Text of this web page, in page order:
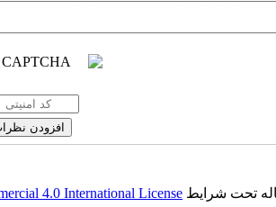
تحت شرایط 4.0 International License